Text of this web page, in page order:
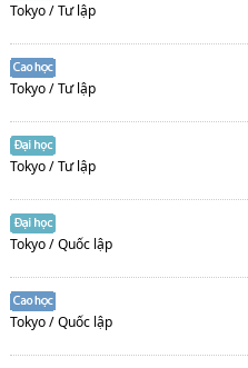
Tokyo / Tư lập
Tokyo / Tư lập
Tokyo / Tư lập
Tokyo / Quốc lập
Tokyo / Quốc lập